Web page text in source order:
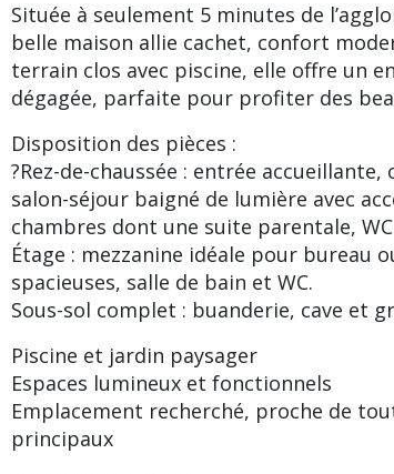
Située à seulement 5 minutes de
belle maison allie cachet, confort
terrain clos avec piscine, elle offre un
dégagée, parfaite pour profiter des
Disposition des pièces :
?Rez-de-chaussée : entrée
salon-séjour baigné de lumière avec
chambres dont une suite parentale,
Étage : mezzanine idéale pour bureau
spacieuses, salle de bain et WC.
Sous-sol complet : buanderie, cave et
Piscine et jardin paysager
Espaces lumineux et fonctionnels
Emplacement recherché, proche de
principaux